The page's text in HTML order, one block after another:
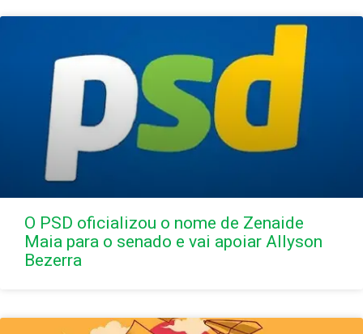
O PSD oficializou o nome de Zenaide
Maia para o senado e vai apoiar Allyson
Bezerra